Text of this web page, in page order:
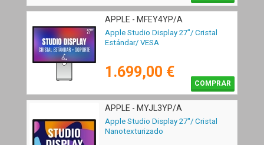
APPLE - MFEY4YP/A
Apple Studio Display 27"/ Cristal
Estándar/ VESA
1.699,00 €
COMPRAR
APPLE - MYJL3YP/A
Apple Studio Display 27"/ Cristal
Nanotexturizado